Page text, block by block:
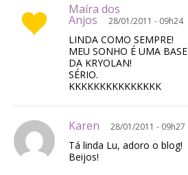
Maíra dos
Anjos 28/01/2011 - 09h24
LINDA COMO SEMPRE!
MEU SONHO É UMA BASE
DA KRYOLAN!
SÉRIO.
KKKKKKKKKKKKKKK
Karen 28/01/2011 - 09h27
Tá linda Lu, adoro o blog!
Beijos!